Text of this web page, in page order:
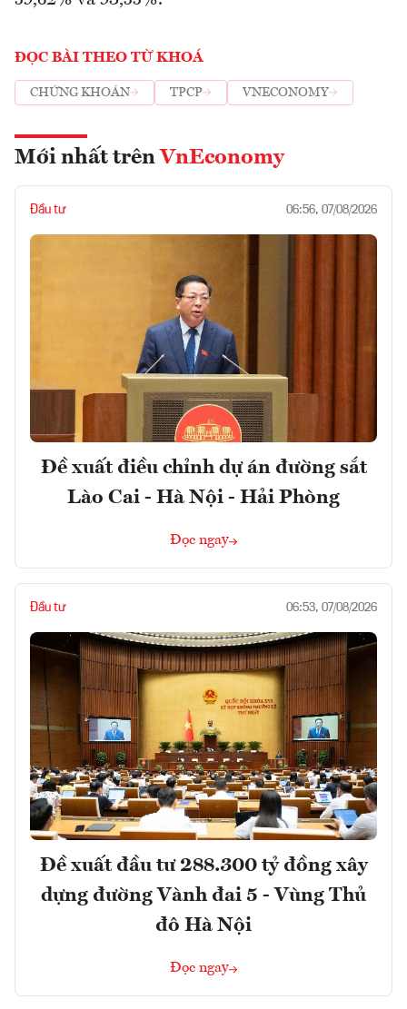
ĐỌC BÀI THEO TỪ KHOÁ
CHỨNG KHOÁN TPCP VNECONOMY
Mới nhất trên VnEconomy
Đầu tư 06:56, 07/08/2026
Đề xuất điều chỉnh dự án đường sắt
Lào Cai - Hà Nội - Hải Phòng
Đọc ngay
Đầu tư 06:53, 07/08/2026
Đề xuất đầu tư 288.300 tỷ đồng xây
dựng đường Vành đai 5 - Vùng Thủ
đô Hà Nội
Đọc ngay